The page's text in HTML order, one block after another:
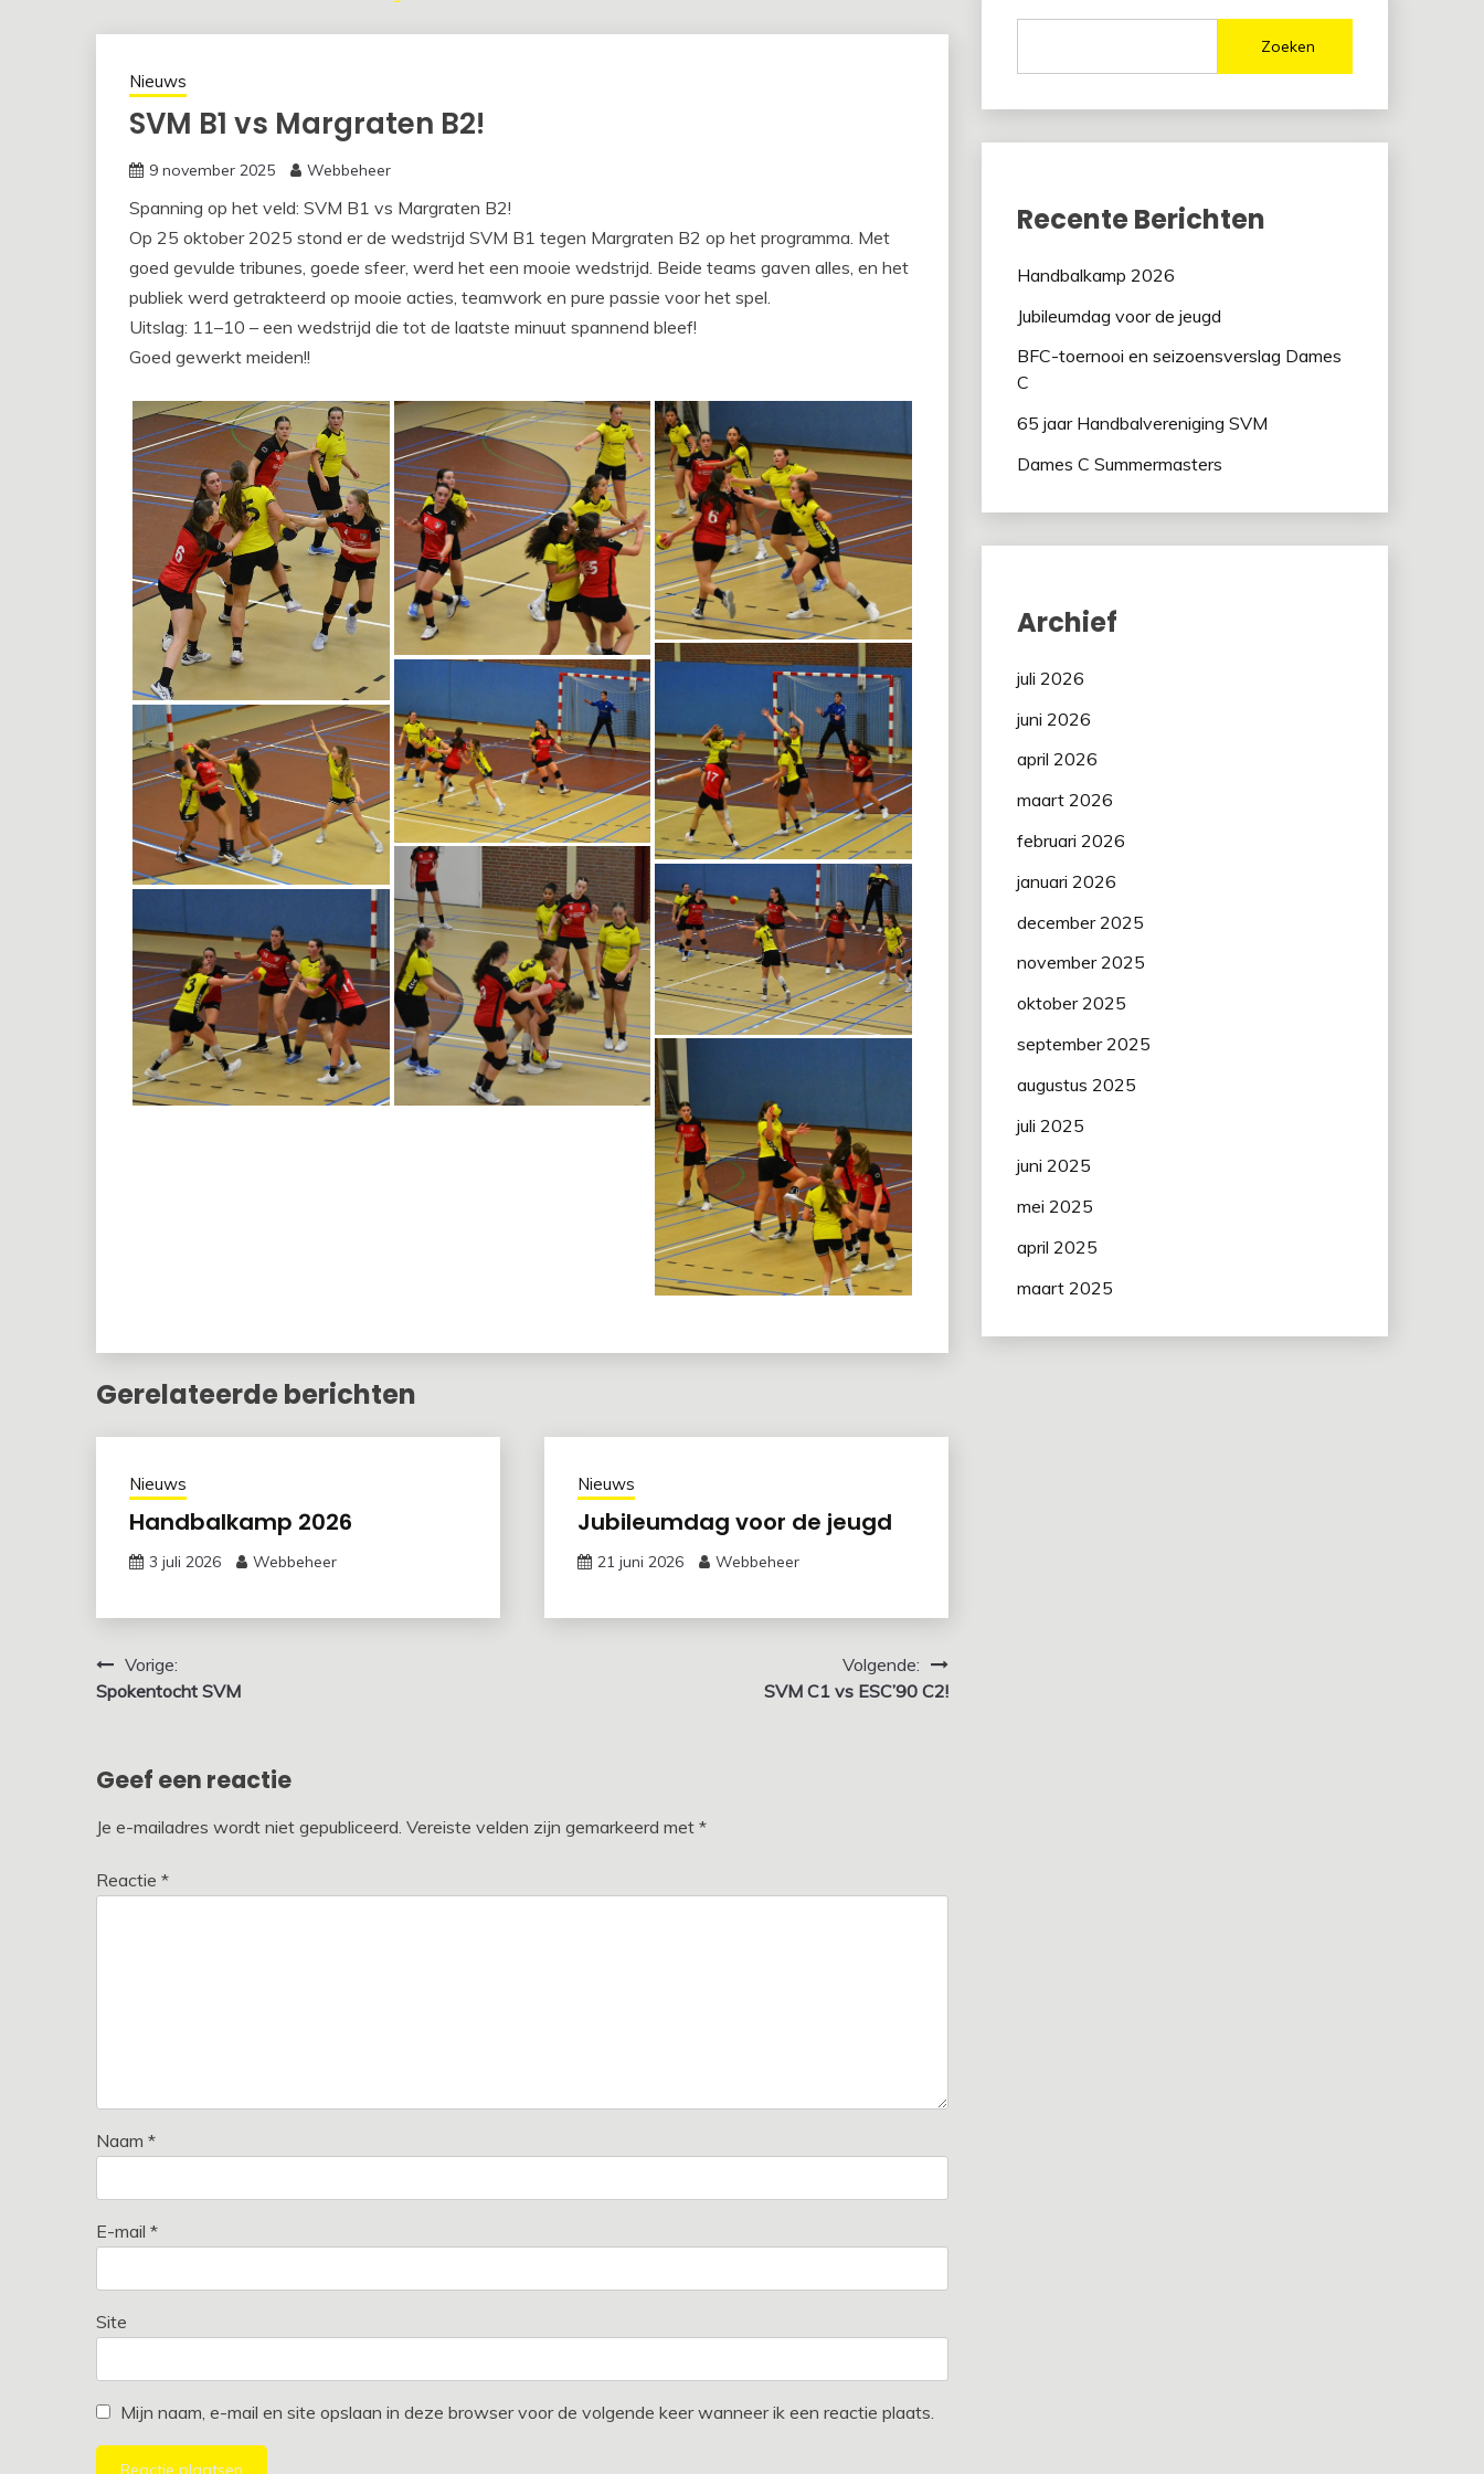
Nieuws
SVM B1 vs Margraten B2!
9 november 2025 Webbeheer
Spanning op het veld: SVM B1 vs Margraten B2!
Op 25 oktober 2025 stond er de wedstrijd SVM B1 tegen Margraten B2 op het programma. Met
goed gevulde tribunes, goede sfeer, werd het een mooie wedstrijd. Beide teams gaven alles, en het
publiek werd getrakteerd op mooie acties, teamwork en pure passie voor het spel.
Uitslag: 11–10 – een wedstrijd die tot de laatste minuut spannend bleef!
Goed gewerkt meiden!!
Gerelateerde berichten
Nieuws
Handbalkamp 2026
3 juli 2026 Webbeheer
Nieuws
Jubileumdag voor de jeugd
21 juni 2026 Webbeheer
Bericht
navigatie
Vorige:
Spokentocht SVM
Volgende:
SVM C1 vs ESC’90 C2!
Geef een reactie
Je e-mailadres wordt niet gepubliceerd. Vereiste velden zijn gemarkeerd met *
Reactie *
Naam *
E-mail *
Site
Mijn naam, e-mail en site opslaan in deze browser voor de volgende keer wanneer ik een reactie plaats.
Zoeken
Recente Berichten
Handbalkamp 2026
Jubileumdag voor de jeugd
BFC-toernooi en seizoensverslag Dames
C
65 jaar Handbalvereniging SVM
Dames C Summermasters
Archief
juli 2026
juni 2026
april 2026
maart 2026
februari 2026
januari 2026
december 2025
november 2025
oktober 2025
september 2025
augustus 2025
juli 2025
juni 2025
mei 2025
april 2025
maart 2025